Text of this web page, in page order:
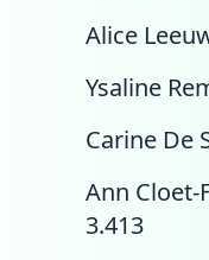
Alice
Ysaline
Carine De
Ann Cloet-
3.413